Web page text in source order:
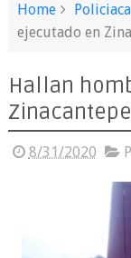
Home Policiaca
ejecutado en
Hallan
8/31/2020